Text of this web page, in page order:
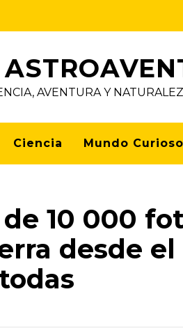
AVENTURA Y
Ciencia Mundo Curioso
10 000
desde el